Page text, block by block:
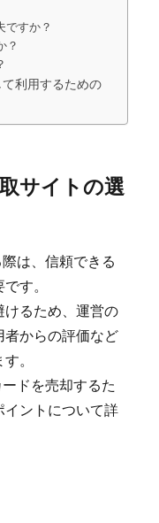
ですか？
？
利用するための
サイトの選
は、信頼できる
す。
るため、運営の
からの評価など
。
ドを売却するた
ントについて詳